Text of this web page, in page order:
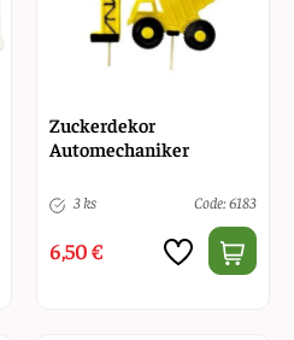
Zuckerdekor
Automechaniker
3 ks Code: 6183
6,50 €